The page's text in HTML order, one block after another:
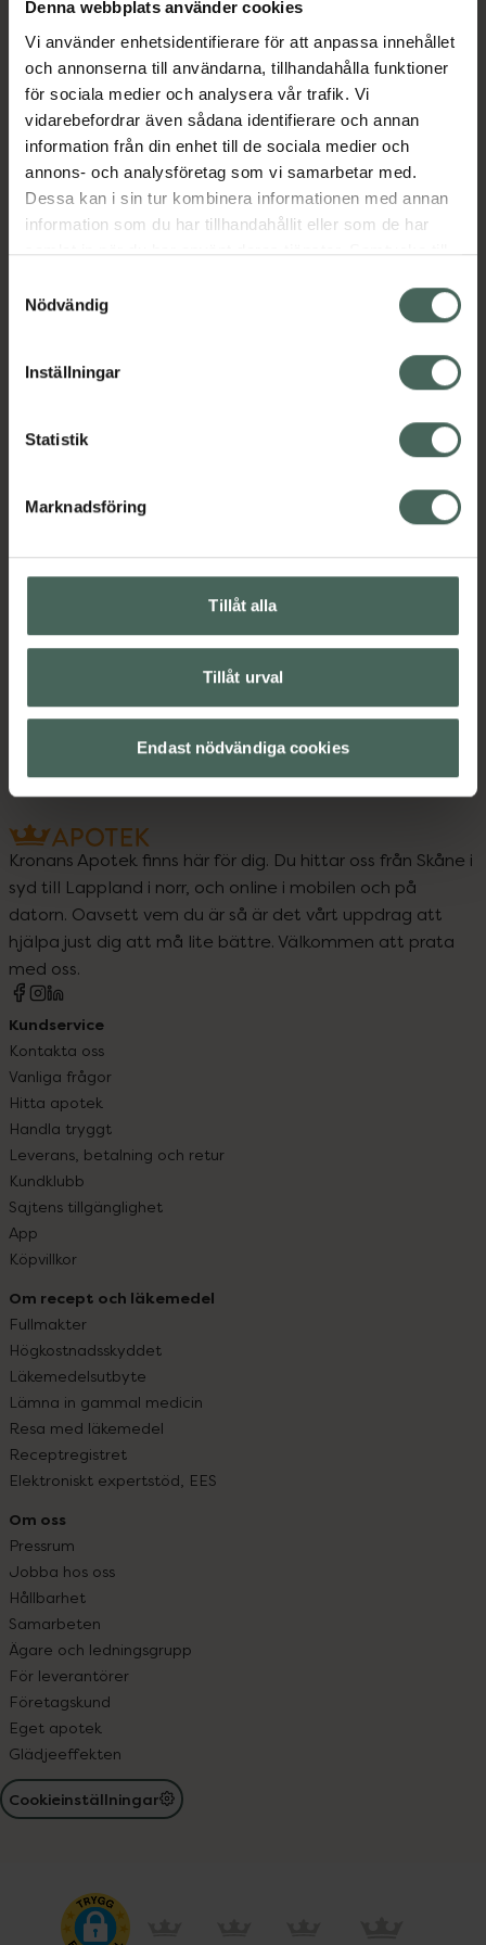
Denna webbplats använder cookies
Vi använder enhetsidentifierare för att anpassa innehållet
och annonserna till användarna, tillhandahålla funktioner
för sociala medier och analysera vår trafik. Vi
vidarebefordrar även sådana identifierare och annan
information från din enhet till de sociala medier och
annons- och analysföretag som vi samarbetar med.
Dessa kan i sin tur kombinera informationen med annan
information som du har tillhandahållit eller som de har
samlat in när du har använt deras tjänster. Samtycke till
återkalla ditt samtycke via webbplatsens
cookieinställningar. Ett återkallat samtycke påverkar inte
lagligheten av behandling som skett innan återkallelsen.
Nödvändig
Inställningar
Statistik
Marknadsföring
Tillåt alla
Tillåt urval
Endast nödvändiga cookies
prestationsförmåga. Magnesium bidrar till
normal muskelfunktion.
Jämförpris 2,19 kr/st
EAN:07331985406154
Kategorier:
Kost och hälsaMultivitaminMultivitamin
Vitaminer och mineraler
Visa
Visa
Kost och hälsa
Multivitamin
Vitaminer och mineraler
Vitaminer och mineraler
Kronans Apotek finns här för dig. Du hittar oss från Skåne i
syd till Lappland i norr, och online i mobilen och på
datorn. Oavsett vem du är så är det vårt uppdrag att
hjälpa just dig att må lite bättre. Välkommen att prata
med oss.
Kundservice
Kontakta oss
Vanliga frågor
Hitta apotek
Handla tryggt
Leverans, betalning och retur
Kundklubb
Sajtens tillgänglighet
App
Köpvillkor
Om recept och läkemedel
Fullmakter
Högkostnadsskyddet
Läkemedelsutbyte
Lämna in gammal medicin
Resa med läkemedel
Receptregistret
Elektroniskt expertstöd, EES
Om oss
Pressrum
Jobba hos oss
Hållbarhet
Samarbeten
Ägare och ledningsgrupp
För leverantörer
Företagskund
Eget apotek
Glädjeeffekten
Cookieinställningar